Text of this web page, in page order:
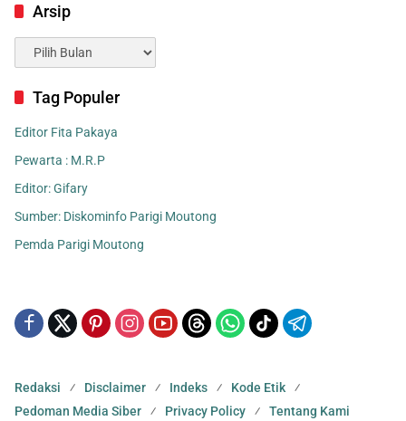
Arsip
Arsip
Tag Populer
Editor Fita Pakaya
Pewarta : M.R.P
Editor: Gifary
Sumber: Diskominfo Parigi Moutong
Pemda Parigi Moutong
Redaksi Disclaimer Indeks
Kode Etik
Pedoman Media Siber
Privacy Policy Tentang Kami